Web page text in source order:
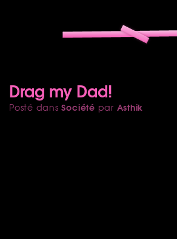
Drag my Dad!
Posté dansSociété par Asthik